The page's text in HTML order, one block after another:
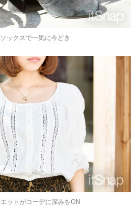
ックスで一気に今どき
ットがコーデに深みをON